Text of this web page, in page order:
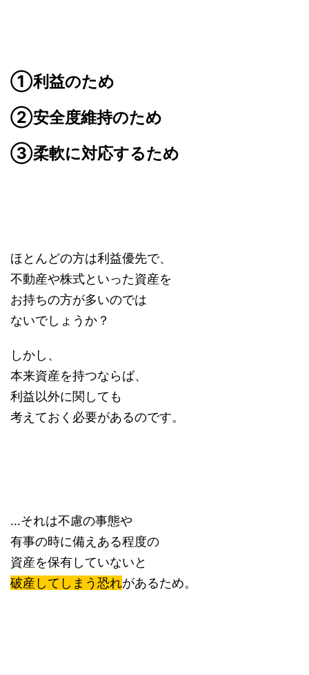
①利益のため
②安全度維持のため
③柔軟に対応するため
ほとんどの方は利益優先で、
不動産や株式といった資産を
お持ちの方が多いのでは
ないでしょうか？
しかし、
本来資産を持つならば、
利益以外に関しても
考えておく必要があるのです。
…それは不慮の事態や
有事の時に備えある程度の
資産を保有していないと
破産してしまう恐れがあるため。